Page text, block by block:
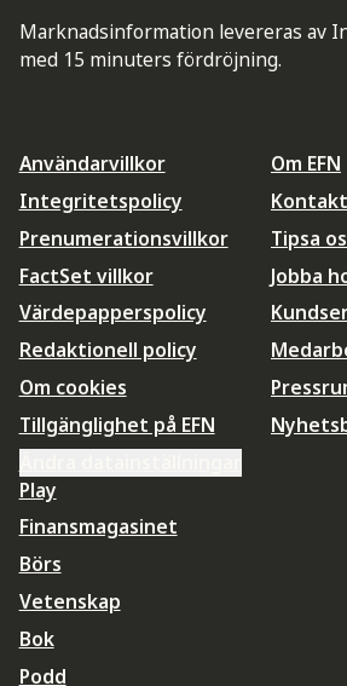
Marknadsinformation levereras av
med 15 minuters fördröjning.
Användarvillkor
Integritetspolicy
Prenumerationsvillkor
FactSet villkor
Värdepapperspolicy
Redaktionell policy
Om cookies
Tillgänglighet på EFN
Om EFN
Tipsa
Jobba
Play
Finansmagasinet
Börs
Vetenskap
Bok
Podd